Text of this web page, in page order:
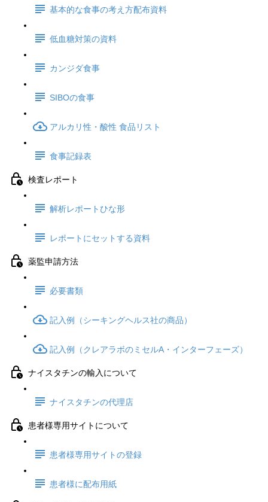
基本的な食事の考え方配布資料
低血糖対策の資料
カンジダ食事
SIBOの食事
アルカリ性・酸性 食品リスト
食事記録表
検査レポート
解析レポートひな形
レポートにセットする資料
薬監申請方法
必要書類
記入例（シーキングヘルス社の商品）
記入例（クレアラボのミセルA・インターフェーズ）
ナイスタチンの輸入について
ナイスタチンの代理店
患者様専用サイトについて
患者様専用サイトの登録
患者様に配布用紙